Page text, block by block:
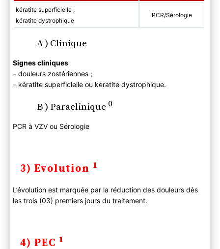
kératite superficielle ;
kératite dystrophique
PCR/Sérologie
A ) Clinique
Signes cliniques
– douleurs zostériennes ;
– kératite superficielle ou kératite dystrophique.
B ) Paraclinique 0
PCR à VZV ou Sérologie
3) Evolution 1
L’évolution est marquée par la réduction des douleurs dès
les trois (03) premiers jours du traitement.
4) PEC 1